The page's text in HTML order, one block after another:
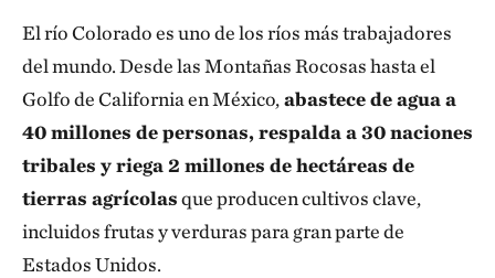
El río Colorado es uno de los ríos más trabajadores
del mundo. Desde las Montañas Rocosas hasta el
Golfo de California en México, abastece de agua a
40 millones de personas, respalda a 30 naciones
tribales y riega 2 millones de hectáreas de
tierras agrícolasque producen cultivos clave,
incluidos frutas y verduras para gran parte de
Estados Unidos.